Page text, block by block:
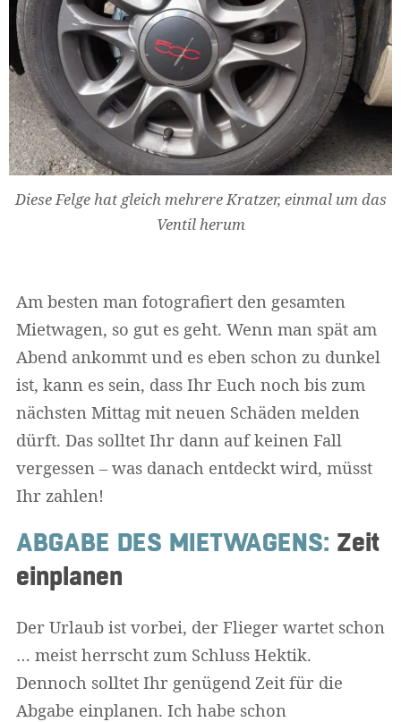
Diese Felge hat gleich mehrere Kratzer, einmal um das
Ventil herum
Am besten man fotografiert den gesamten
Mietwagen, so gut es geht. Wenn man spät am
Abend ankommt und es eben schon zu dunkel
ist, kann es sein, dass Ihr Euch noch bis zum
nächsten Mittag mit neuen Schäden melden
dürft. Das solltet Ihr dann auf keinen Fall
vergessen – was danach entdeckt wird, müsst
Ihr zahlen!
ABGABE DES MIETWAGENS: Zeit
einplanen
Der Urlaub ist vorbei, der Flieger wartet schon
… meist herrscht zum Schluss Hektik.
Dennoch solltet Ihr genügend Zeit für die
Abgabe einplanen. Ich habe schon